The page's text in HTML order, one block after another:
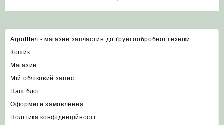
АгроШел - магазин запчастин до ґрунтообробної техніки
Кошик
Магазин
Мій обліковий запис
Наш блог
Оформити замовлення
Політика конфіденційності